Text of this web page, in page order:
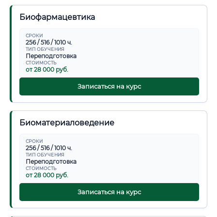
Биофармацевтика
СРОКИ
256 / 516 / 1010 ч.
ТИП ОБУЧЕНИЯ
Переподготовка
СТОИМОСТЬ
от 28 000 руб.
Записаться на курс
Биоматериаловедение
СРОКИ
256 / 516 / 1010 ч.
ТИП ОБУЧЕНИЯ
Переподготовка
СТОИМОСТЬ
от 28 000 руб.
Записаться на курс